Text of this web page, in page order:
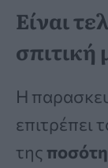
Είναι
σπιτική
Η
επιτρέπει
της